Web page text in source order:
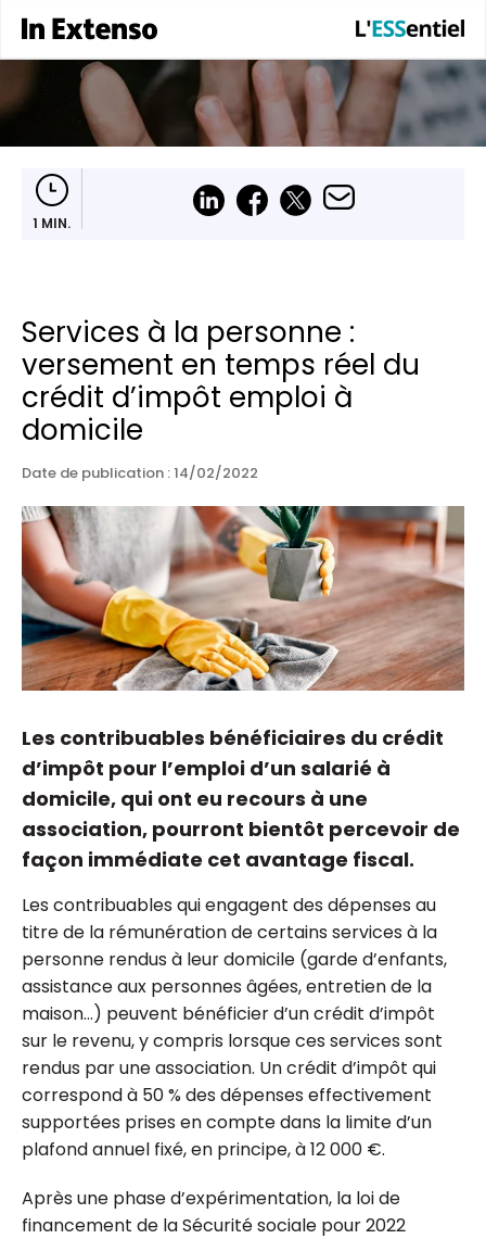
1 MIN.
Services à la personne :
versement en temps réel du
crédit d’impôt emploi à
domicile
Date de publication :14/02/2022
Les contribuables bénéficiaires du crédit
d’impôt pour l’emploi d’un salarié à
domicile, qui ont eu recours à une
association, pourront bientôt percevoir de
façon immédiate cet avantage fiscal.
Les contribuables qui engagent des dépenses au
titre de la rémunération de certains services à la
personne rendus à leur domicile (garde d’enfants,
assistance aux personnes âgées, entretien de la
maison…) peuvent bénéficier d’un crédit d’impôt
sur le revenu, y compris lorsque ces services sont
rendus par une association. Un crédit d’impôt qui
correspond à 50 % des dépenses effectivement
supportées prises en compte dans la limite d’un
plafond annuel fixé, en principe, à 12 000 €.
Après une phase d’expérimentation, la loi de
financement de la Sécurité sociale pour 2022